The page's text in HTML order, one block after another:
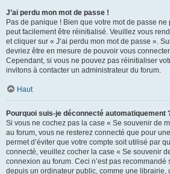
J’ai perdu mon mot de passe !
Pas de panique ! Bien que votre mot de passe ne
peut facilement être réinitialisé. Veuillez vous
et cliquer sur « J’ai perdu mon mot de passe ».
devriez être en mesure de pouvoir vous
Cependant, si vous ne pouvez pas réinitialiser
invitons à contacter un administrateur du forum.
Haut
Pourquoi suis-je déconnecté automatiquement
Si vous ne cochez pas la case « Se souvenir de
au forum, vous ne resterez connecté que pour
permet d’éviter que votre compte soit utilisé par
connecté, veuillez cocher la case « Se souvenir
connexion au forum. Ceci n’est pas recommandé
depuis un ordinateur public, comme une librairie,